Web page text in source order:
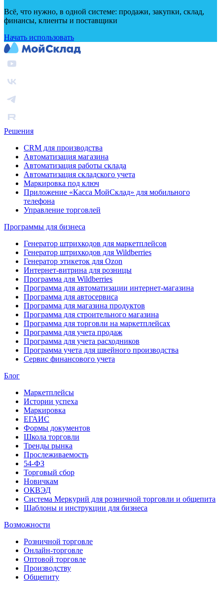
Всё, что нужно, в одной системе: продажи, закупки, склад,
финансы, клиенты и поставщики
Начать использовать
Решения
CRM для производства
Автоматизация магазина
Автоматизация работы склада
Автоматизация складского учета
Маркировка под ключ
Приложение «Касса МойСклад» для мобильного
телефона
Управление торговлей
Программы для бизнеса
Генератор штрихкодов для маркетплейсов
Генератор штрихкодов для Wildberries
Генератор этикеток для Ozon
Интернет-витрина для розницы
Программа для Wildberries
Программа для автоматизации интернет-магазина
Программа для автосервиса
Программа для магазина продуктов
Программа для строительного магазина
Программа для торговли на маркетплейсах
Программа для учета продаж
Программа для учета расходников
Программа учета для швейного производства
Сервис финансового учета
Блог
Маркетплейсы
Истории успеха
Маркировка
ЕГАИС
Формы документов
Школа торговли
Тренды рынка
Прослеживаемость
54-ФЗ
Торговый сбор
Новичкам
ОКВЭД
Система Меркурий для розничной торговли и общепита
Шаблоны и инструкции для бизнеса
Возможности
Розничной торговле
Онлайн-торговле
Оптовой торговле
Производству
Общепиту